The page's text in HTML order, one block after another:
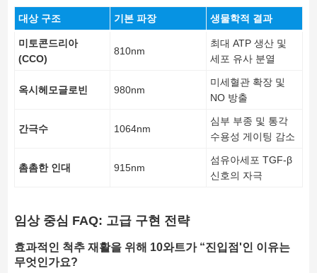
대상 구조 기본 파장 생물학적 결과
미토콘드리아
(CCO)
810nm
최대 ATP 생산 및
세포 유사 분열
옥시헤모글로빈 980nm
미세혈관 확장 및
NO 방출
간극수 1064nm
심부 부종 및 통각
수용성 게이팅 감소
촘촘한 인대 915nm
섬유아세포 TGF-β
신호의 자극
임상 중심 FAQ: 고급 구현 전략
효과적인 척추 재활을 위해 10와트가 “진입점'인 이유는
무엇인가요?